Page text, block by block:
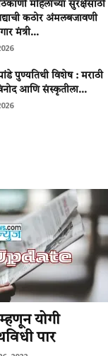
महिलांच्या सुरक्षेसाठी
कठोर अंमलबजावणी
मंत्री...
पुण्यतिथी विशेष : मराठी
आणि संस्कृतीला...
योगी
पार